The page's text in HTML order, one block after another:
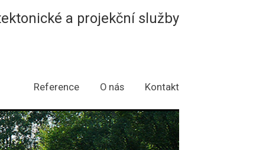
a projekční služby
Reference O nás Kontakt